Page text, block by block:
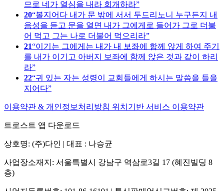
므로 네가 열심을 내라 회개하라
20 볼지어다 내가 문 밖에 서서 두드리노니 누구든지 내
음성을 듣고 문을 열면 내가 그에게로 들어가 그로 더불
어 먹고 그는 나로 더불어 먹으리라
21 이기는 그에게는 내가 내 보좌에 함께 앉게 하여 주기
를 내가 이기고 아버지 보좌에 함께 앉은 것과 같이 하리
라
22 귀 있는 자는 성령이 교회들에게 하시는 말씀을 들을
지어다
이용약관 & 개인정보처리방침 위치기반 서비스 이용약관
트로스트 앱 다운로드
상호명: (주)다인 | 대표 : 나승균
사업장소재지: 서울특별시 강남구 역삼로3길 17 (혜진빌딩 8
층)